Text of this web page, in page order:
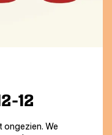
12
ongezien. We